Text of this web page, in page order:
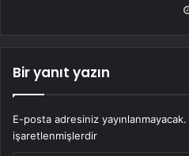
Bir yanıt yazın
E-posta adresiniz yayınlanmayacak.
işaretlenmişlerdir